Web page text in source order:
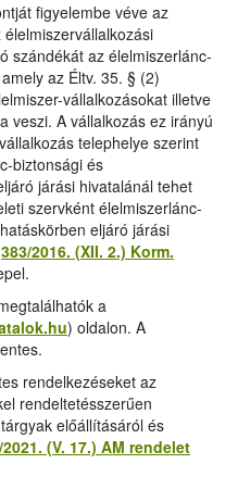
figyelembe véve az
szándékát az élelmiszerlánc-
az Éltv. 35. § (2)
vállalkozásokat illetve
veszi. A vállalkozás ez irányú
telephelye szerint
biztonsági és
járási hivatalánál tehet
szervként élelmiszerlánc-
eljáró járási
383/2016. (XII. 2.) Korm.
a
) oldalon. A
rendelkezéseket az
rendeltetésszerűen
előállításáról és
(V. 17.) AM rendelet